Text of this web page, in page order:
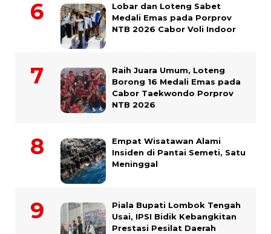
Lobar dan Loteng Sabet
Medali Emas pada Porprov
NTB 2026 Cabor Voli Indoor
Raih Juara Umum, Loteng
Borong 16 Medali Emas pada
Cabor Taekwondo Porprov
NTB 2026
Empat Wisatawan Alami
Insiden di Pantai Semeti, Satu
Meninggal
Piala Bupati Lombok Tengah
Usai, IPSI Bidik Kebangkitan
Prestasi Pesilat Daerah